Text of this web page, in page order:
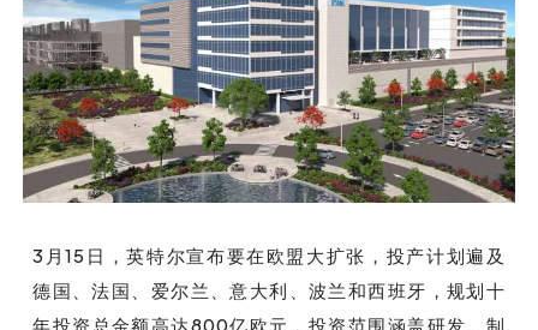
3月15日，英特尔宣布要在欧盟大扩张，投产计划遍及
德国、法国、爱尔兰、意大利、波兰和西班牙，规划十
年投资总金额高达800亿欧元，投资范围涵盖研发、制